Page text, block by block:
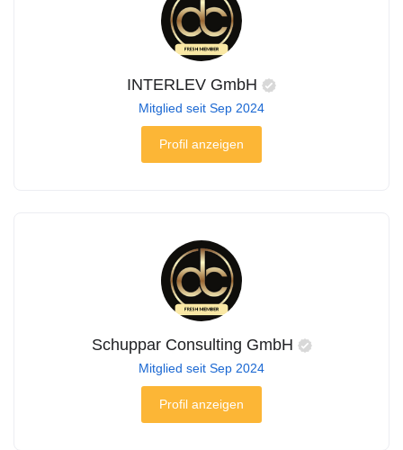
INTERLEV GmbH
Mitglied seit Sep 2024
Profil anzeigen
Schuppar Consulting GmbH
Mitglied seit Sep 2024
Profil anzeigen